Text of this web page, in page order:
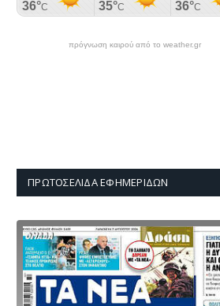
πρόγνωση καιρού από το weather.gr
ΠΡΩΤΟΣΈΛΙΔΑ ΕΦΗΜΕΡΊΔΩΝ